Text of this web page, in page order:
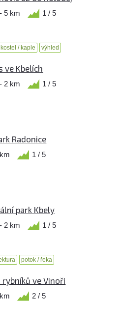
5 km 1 / 5
kostel / kaple výhled
ve Kbelích
2 km 1 / 5
Radonice
1 / 5
park Kbely
2 km 1 / 5
potok / řeka
rybníků ve Vinoři
2 / 5